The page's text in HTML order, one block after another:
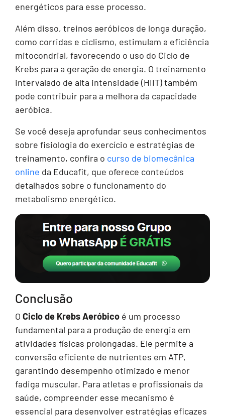
energéticos para esse processo.
Além disso, treinos aeróbicos de longa duração,
como corridas e ciclismo, estimulam a eficiência
mitocondrial, favorecendo o uso do Ciclo de
Krebs para a geração de energia. O treinamento
intervalado de alta intensidade (HIIT) também
pode contribuir para a melhora da capacidade
aeróbica.
Se você deseja aprofundar seus conhecimentos
sobre fisiologia do exercício e estratégias de
treinamento, confira o curso de biomecânica
online da Educafit, que oferece conteúdos
detalhados sobre o funcionamento do
metabolismo energético.
Conclusão
O Ciclo de Krebs Aeróbico é um processo
fundamental para a produção de energia em
atividades físicas prolongadas. Ele permite a
conversão eficiente de nutrientes em ATP,
garantindo desempenho otimizado e menor
fadiga muscular. Para atletas e profissionais da
saúde, compreender esse mecanismo é
essencial para desenvolver estratégias eficazes